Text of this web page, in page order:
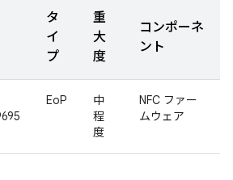
タ
イ
プ
重
大
度
コンポーネ
ント
EoP
中
程
度
NFC ファー
ムウェア